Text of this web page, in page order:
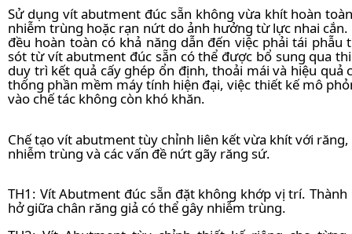
Sử dụng vít abutment đúc sẵn không vừa khít hoàn
nhiễm trùng hoặc rạn nứt do ảnh hưởng từ lực nhai
đều hoàn toàn có khả năng dẫn đến việc phải tái phẫu
sót từ vít abutment đúc sẵn có thể được bổ sung qua
duy trì kết quả cấy ghép ổn định, thoải mái và hiệu quả
thống phần mềm máy tính hiện đại, việc thiết kế mô
vào chế tác không còn khó khăn.
Chế tạo vít abutment tùy chỉnh liên kết vừa khít với
nhiễm trùng và các vấn đề nứt gãy răng sứ.
TH1: Vít Abutment đúc sẵn đặt không khớp vị trí.
hở giữa chân răng giả có thể gây nhiễm trùng.